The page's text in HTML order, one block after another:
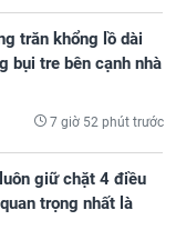
trăn khổng lồ dài
bụi tre bên cạnh nhà
7 giờ 52 phút trước
giữ chặt 4 điều
trọng nhất là